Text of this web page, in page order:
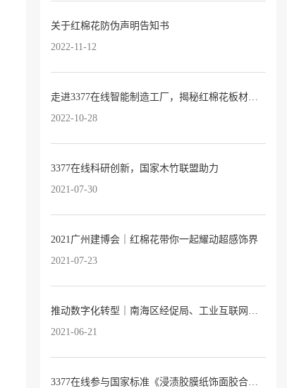
关于红棉花防伪声明告知书
2022-11-12
走进3377在线智能制造工厂，揭秘红棉花板材的奥妙
2022-10-28
3377在线科研创新，国家木竹联盟助力
2021-07-30
2021广州建博会｜红棉花带你一起耀动超感饰界
2021-07-23
2021-06-21
3377在线参与国家标准《浸渍胶膜纸饰面胶合板和细木工板》修订研讨会